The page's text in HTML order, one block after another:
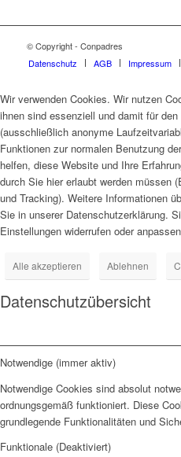
© Copyright - Conpadres
Datenschutz
AGB Impressum
Wir verwenden Cookies. Wir nutzen
ihnen sind essenziell und damit für
(ausschließlich anonyme
Funktionen zur normalen Benutzung
helfen, diese Website und Ihre
durch Sie hier erlaubt werden müssen
und Tracking). Weitere Informationen
Sie in unserer Datenschutzerklärung.
Einstellungen widerrufen oder
Alle akzeptieren Ablehnen
Datenschutzübersicht
Notwendige (immer aktiv)
Notwendige Cookies sind absolut
ordnungsgemäß funktioniert. Diese
grundlegende Funktionalitäten und
Funktionale (Deaktiviert)